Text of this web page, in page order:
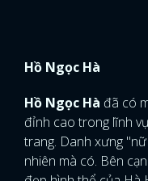
Hồ Ngọc Hà
Hồ Ngọc Hà đã có
đỉnh cao trong lĩnh
trang. Danh xưng
nhiên mà có. Bên